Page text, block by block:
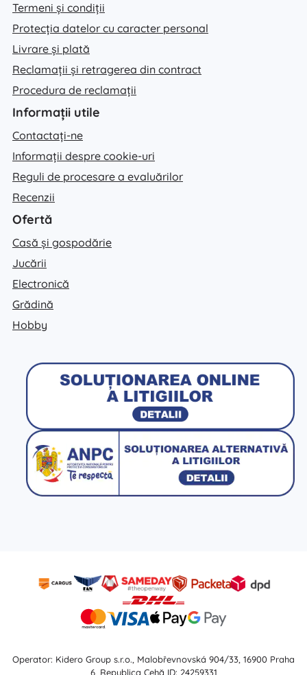
Termeni și condiții
Protecția datelor cu caracter personal
Livrare și plată
Reclamații și retragerea din contract
Procedura de reclamații
Informații utile
Contactați-ne
Informații despre cookie-uri
Reguli de procesare a evaluărilor
Recenzii
Ofertă
Casă și gospodărie
Jucării
Electronică
Grădină
Hobby
Operator: Kidero Group s.r.o., Malobřevnovská 904/33, 16900 Praha
6, Republica Cehă ID: 24259331